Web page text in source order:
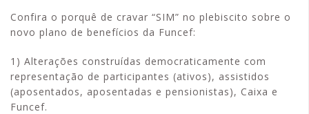
Confira o porquê de cravar “SIM” no plebiscito sobre o
novo plano de benefícios da Funcef:
1) Alterações construídas democraticamente com
representação de participantes (ativos), assistidos
(aposentados, aposentadas e pensionistas), Caixa e
Funcef.